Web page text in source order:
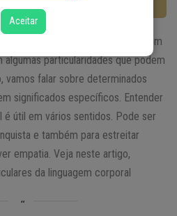
não é muito diferente da linguagem
particularidades que podem
vamos falar sobre determinados
significados específicos. Entender
é útil em vários sentidos. Pode ser
e também para estreitar
empatia. Veja neste artigo,
da linguagem corporal
Aceitar